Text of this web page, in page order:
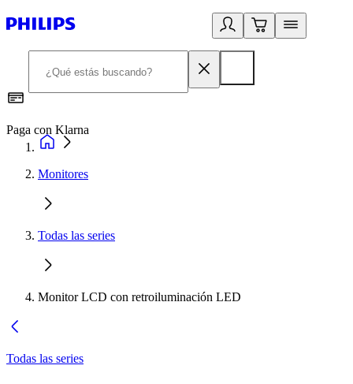
Paga con Klarna
Monitores
Todas las series
Monitor LCD con retroiluminación LED
Todas las series